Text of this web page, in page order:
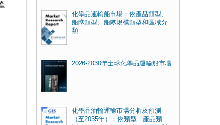
化學品運輸船市場：依產品類型、
船隊類型、船隊規模類型和區域分
類
2026-2030年全球化學品運輸船市場
化學品油輪運輸市場分析及預測
（至2035年）：依類型、產品類